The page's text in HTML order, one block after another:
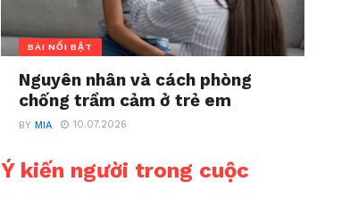
BÀI NỔI BẬT
Nguyên nhân và cách phòng
chống trầm cảm ở trẻ em
BYMIA 10.07.2026
Ý kiến người trong cuộc